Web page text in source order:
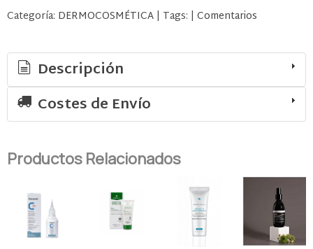
Categoría: DERMOCOSMÉTICA | Tags: | Comentarios
Descripción
Costes de Envío
Productos Relacionados